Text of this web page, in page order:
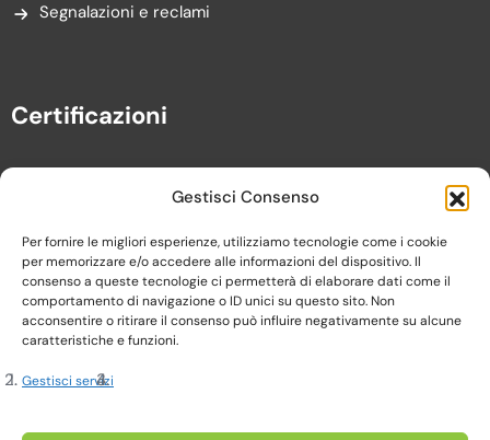
Gestisci Consenso
Per fornire le migliori esperienze, utilizziamo tecnologie come i cookie
per memorizzare e/o accedere alle informazioni del dispositivo. Il
consenso a queste tecnologie ci permetterà di elaborare dati come il
comportamento di navigazione o ID unici su questo sito. Non
acconsentire o ritirare il consenso può influire negativamente su alcune
caratteristiche e funzioni.
Gestisci servizi
Segnalazioni e reclami
Certificazioni